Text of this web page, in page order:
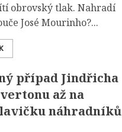
obrovský tlak. Nahradí
José Mourinho?...
případ Jindřicha
až na
náhradníků